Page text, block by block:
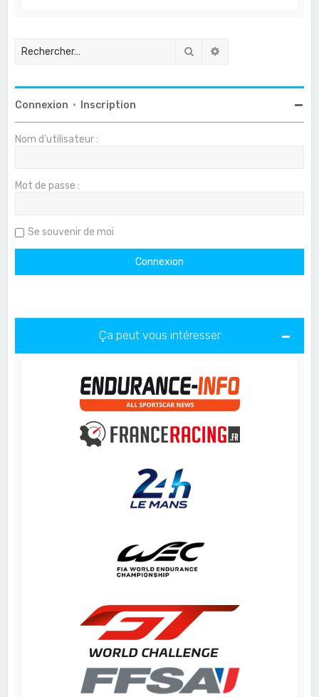
Rechercher
Connexion • Inscription
Nom d’utilisateur :
Mot de passe :
Se souvenir de moi
Ça peut vous intéresser